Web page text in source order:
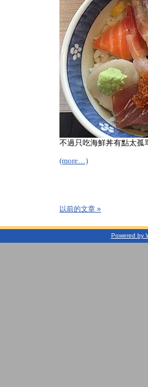
不過只吃海鮮丼有點太孤
(more…)
以前的文章 »
Powered by